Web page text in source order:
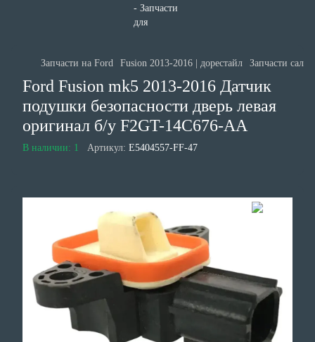
Запчасти на Ford Fusion 2013-2016 | дорестайл Запчасти
Ford Fusion mk5 2013-2016 Датчик
подушки безопасности дверь левая
оригинал б/у F2GT-14C676-AA
В наличии: 1 Артикул: E5404557-FF-47